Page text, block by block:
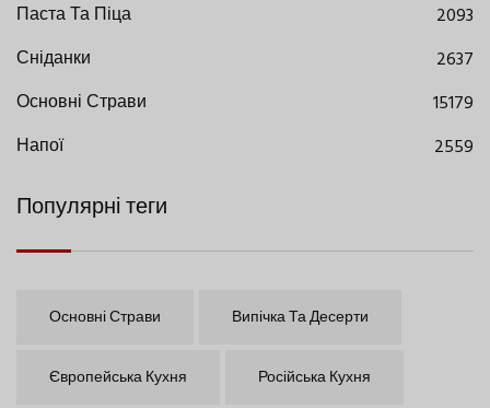
Паста Та Піца
2093
Сніданки
2637
Основні Страви
15179
Напої
2559
Популярні теги
Основні Страви Випічка Та Десерти
Європейська Кухня Російська Кухня